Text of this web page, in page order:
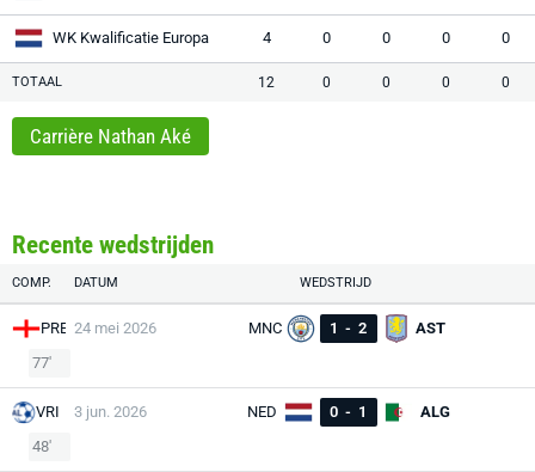
WK Kwalificatie Europa 4 0 0 0 0
TOTAAL 12 0 0 0 0
Carrière Nathan Aké
Recente wedstrijden
COMP. DATUM WEDSTRIJD
PRE 24 mei 2026 MNC 1 - 2
AST
77'
VRI 3 jun. 2026 NED 0 - 1
ALG
48'